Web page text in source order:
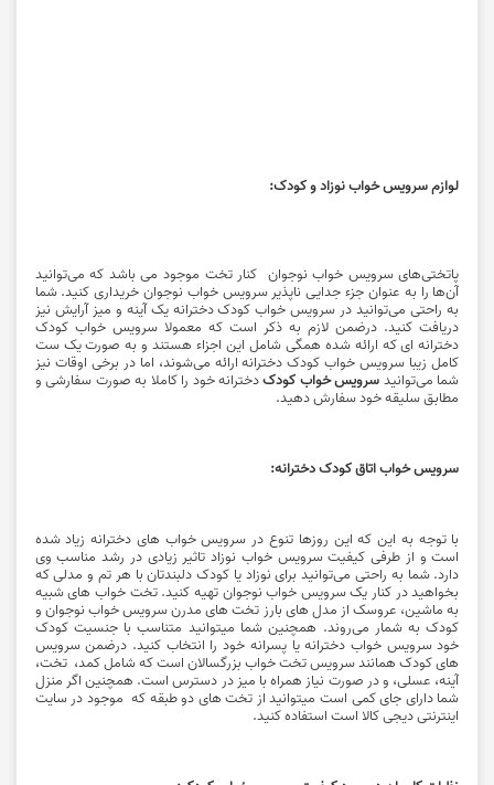
لوازم سرویس خواب نوزاد و کودک:
پاتختی‌های سرویس خواب نوجوان کنار تخت موجود می باشد که می‌توانید
آن‌ها را به عنوان جزء جدایی ناپذیر سرویس خواب نوجوان خریداری کنید. شما
به راحتی می‌توانید در سرویس خواب کودک دخترانه یک آینه و میز آرایش نیز
دریافت کنید. درضمن لازم به ذکر است که معمولا سرویس خواب‌ کودک
دخترانه ای که ارائه شده همگی شامل این اجزاء هستند و به صورت یک ست
کامل زیبا سرویس خواب‌ کودک دخترانه ارائه می‌شوند، اما در برخی اوقات نیز
شما می‌توانید سرویس خواب کودکدخترانه خود را کاملا به صورت سفارشی و
مطابق سلیقه خود سفارش دهید.
سرویس خواب اتاق کودک دخترانه:
با توجه به این که این روزها تنوع در سرویس خواب های دخترانه زیاد شده
است و از طرفی کیفیت سرویس خواب نوزاد تاثیر زیادی در رشد مناسب وی
دارد. شما به راحتی می‌توانید برای نوزاد یا کودک دلبندتان با هر تم و مدلی که
بخواهید در کنار یک سرویس خواب نوجوان تهیه کنید. تخت خواب‌ های شبیه
به ماشین، عروسک از مدل های بارز تخت‌ های مدرن سرویس خواب نوجوان و
کودک به شمار می‌روند. همچنین شما میتوانید متناسب با جنسیت کودک
خود سرویس خواب دخترانه یا پسرانه خود را انتخاب کنید. درضمن سرویس
های کودک همانند سرویس تخت خواب بزرگسالان است که شامل کمد، تخت،
آینه، عسلی، و در صورت نیاز همراه با میز در دسترس است. همچنین اگر منزل
شما دارای جای کمی است میتوانید از تخت های دو طبقه که موجود در سایت
اینترنتی دیجی کالا است استفاده کنید.